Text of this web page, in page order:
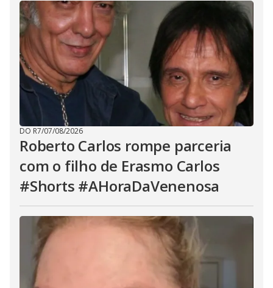
DO R7/07/08/2026
Roberto Carlos rompe parceria
com o filho de Erasmo Carlos
#Shorts #AHoraDaVenenosa